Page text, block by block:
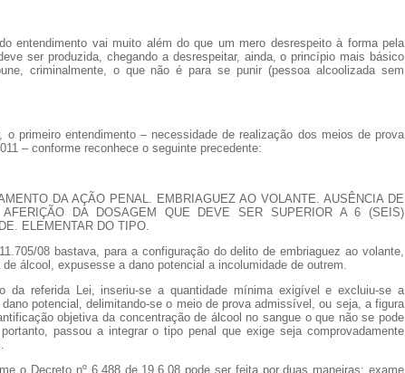
entendimento vai muito além do que um mero desrespeito à forma pela
ser produzida, chegando a desrespeitar, ainda, o princípio mais básico
criminalmente, o que não é para se punir (pessoa alcoolizada sem
o primeiro entendimento – necessidade de realização dos meios de prova
– conforme reconhece o seguinte precedente:
DA AÇÃO PENAL. EMBRIAGUEZ AO VOLANTE. AUSÊNCIA DE
AFERIÇÃO DA DOSAGEM QUE DEVE SER SUPERIOR A 6 (SEIS)
ELEMENTAR DO TIPO.
08 bastava, para a configuração do delito de embriaguez ao volante,
álcool, expusesse a dano potencial a incolumidade de outrem.
da referida Lei, inseriu-se a quantidade mínima exigível e excluiu-se a
potencial, delimitando-se o meio de prova admissível, ou seja, a figura
objetiva da concentração de álcool no sangue o que não se pode
passou a integrar o tipo penal que exige seja comprovadamente
o Decreto nº 6.488 de 19.6.08 pode ser feita por duas maneiras: exame